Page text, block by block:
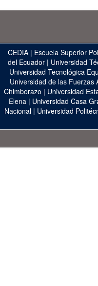
CEDIA | Escuela Superior
del Ecuador| Universidad
Universidad Tecnológica
Universidad de las Fuerzas
Chimborazo | Universidad
Elena | Universidad Casa
Nacional | Universidad